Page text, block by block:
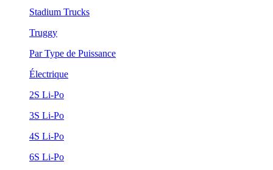
Stadium Trucks
Truggy
Par Type de Puissance
Électrique
2S Li-Po
3S Li-Po
4S Li-Po
6S Li-Po